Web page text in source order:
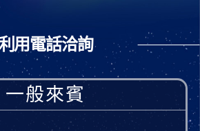
用電話洽詢
一般來賓